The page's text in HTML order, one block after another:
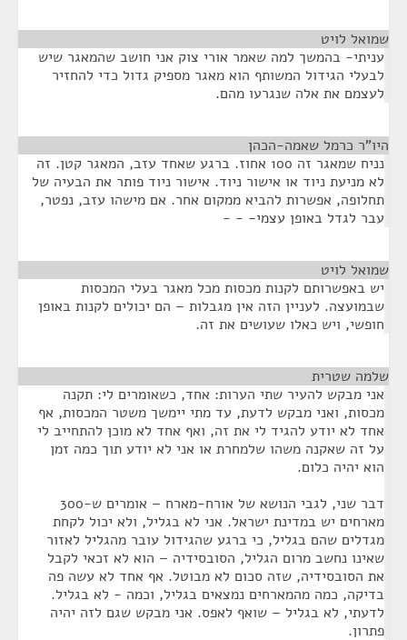
שמואל לויט
עניתי- בהמשך למה שאמר אורי צוק אני חושב שהמאגר שיש
לבעלי הגידול המשותף הוא מאגר מספיק גדול כדי להחזיר
לעצמם את אלה שנגרעו מהם.
היו"ר כרמל שאמה-הכהן
נניח שמאגר זה 100 אחוז. ברגע שאחד עזב, המאגר קטן. זה
לא מניעת ניוד או אישור ניוד. אישור ניוד פותר את הבעיה של
תחלופה, אפשרות להביא ממקום אחר. אם מישהו עזב, נפטר,
עבר לגדל באופן עצמי- - -
שמואל לויט
יש באפשרותם לקנות מכסות מכל מאגר בעלי המכסות
שבמועצה. לעניין הזה אין מגבלות – הם יכולים לקנות באופן
חופשי, ויש כאלו שעושים את זה.
שלמה שטרית
אני מבקש להעיר שתי הערות: אחד, כשאומרים לי: תקנה
מכסות, ואני מבקש לדעת, עד מתי יימשך משטר המכסות, אף
אחד לא יודע להגיד לי את זה, ואף אחד לא מוכן להתחייב לי
על זה שאקנה משהו שלמחרת או אני לא יודע תוך כמה זמן
הוא יהיה כלום.
דבר שני, לגבי הנושא של אורח-מארח – אומרים ש-300
מארחים יש במדינת ישראל. אני לא בגליל, ולא יכול לקחת
מגדלים שהם בגליל, כי ברגע שהגידול עובר מהגליל לאזור
שאינו נחשב מרום הגליל, הסובסידיה – הוא לא זכאי לקבל
את הסובסידיה, שזה סכום לא מבוטל. אף אחד לא עשה פה
בדיקה, כמה מהמארחים נמצאים בגליל, וכמה - לא בגליל.
לדעתי, לא בגליל – שואף לאפס. אני מבקש שגם לזה יהיה
פתרון.